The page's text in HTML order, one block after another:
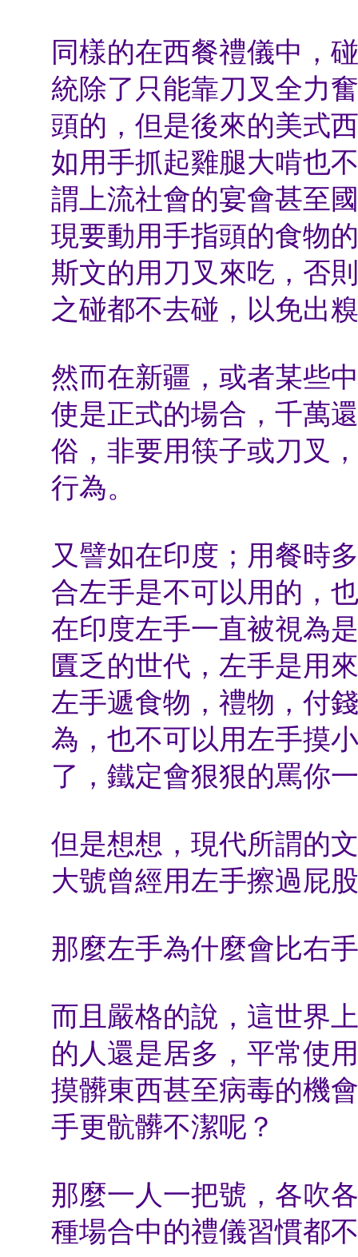
同樣的在西餐禮儀中，
統除了只能靠刀叉全力
頭的，但是後來的美式
如用手抓起雞腿大啃也
謂上流社會的宴會甚至
現要動用手指頭的食物
斯文的用刀叉來吃，否
之碰都不去碰，以免出
然而在新疆，或者某些
使是正式的場合，千萬
俗，非要用筷子或刀叉
行為。
又譬如在印度；用餐時
合左手是不可以用的，
在印度左手一直被視為
匱乏的世代，左手是用
左手遞食物，禮物，付
為，也不可以用左手摸
了，鐵定會狠狠的罵你
但是想想，現代所謂的
大號曾經用左手擦過屁
那麼左手為什麼會比右
而且嚴格的說，這世界
的人還是居多，平常使
摸髒東西甚至病毒的機
手更骯髒不潔呢？
那麼一人一把號，各吹
種場合中的禮儀習慣都